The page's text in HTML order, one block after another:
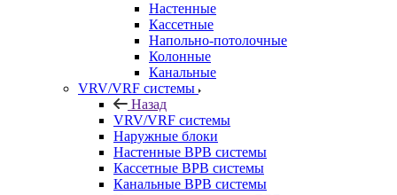
Настенные
Кассетные
Напольно-потолочные
Колонные
Канальные
VRV/VRF системы
Назад
VRV/VRF системы
Наружные блоки
Настенные ВРВ системы
Кассетные ВРВ системы
Канальные ВРВ системы